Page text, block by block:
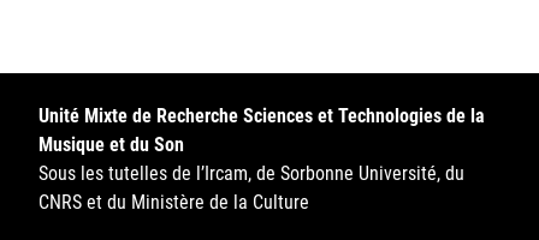
Ministère de la Culture
Rester informé
Offres d'emplois/stages
Unité Mixte de Recherche Sciences et Technologies de la
Musique et du Son
Sous les tutelles de l’Ircam, de Sorbonne Université, du
CNRS et du Ministère de la Culture